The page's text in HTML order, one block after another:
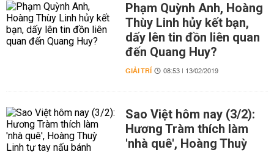
Phạm Quỳnh Anh, Hoàng
Thùy Linh hủy kết bạn,
dấy lên tin đồn liên quan
đến Quang Huy?
GIẢI TRÍ 08:53 | 13/02/2019
Sao Việt hôm nay (3/2):
Hương Tràm thích làm
'nhà quê', Hoàng Thuỳ